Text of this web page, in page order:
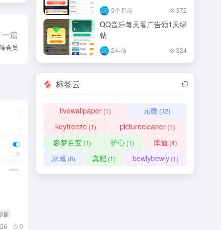
篇
会员
音
0
9个月前 372
QQ音乐每天看广告领1天绿
钻
2年前 324
标签云
livewallpaper(1) 元微 (32)
keyfreeze (1) picturecleaner (1)
影梦百变 (1) 护心 (1) 库迪 (4)
冰城 (8) 真肥 (1) bewlybewly(1)